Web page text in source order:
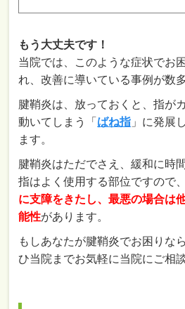
もう大丈夫です！
当院では、このような症状でお
れ、改善に導いている事例が数
腱鞘炎は、放っておくと、指が
動いてしまう「 ばね指 」に発展
ます。
腱鞘炎はただでさえ、緩和に時
指はよく使用する部位ですので
に支障をきたし、最悪の場合は
能性があります。
もしあなたが腱鞘炎でお困りな
ひ当院までお気軽に当院にご相